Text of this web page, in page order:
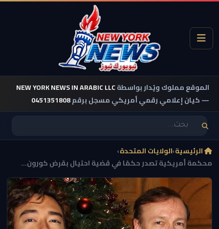
الموقع مملوك ويُدار بواسطةNEW YORK NEWS IN ARABIC LLC
— كيان إعلامي رقمي أمريكي مسجل برقم0451351808
الرئيسية›الولايات المتحدة›
محكمة أمريكية تصدر حكمًا في قضية احتيال بقرض كورون...